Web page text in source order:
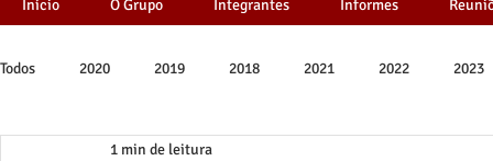
Início O Grupo Integrantes Informes
Todos 2020 2019 2018 2021 2022 2023
1 min de leitura